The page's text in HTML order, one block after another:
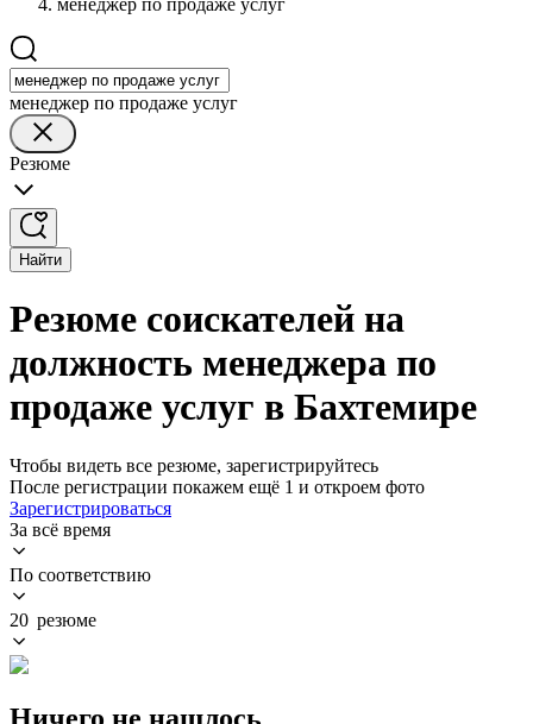
менеджер по продаже услуг
менеджер по продаже услуг
Резюме
Найти
Резюме соискателей на
должность менеджера по
продаже услуг в Бахтемире
Чтобы видеть все резюме, зарегистрируйтесь
После регистрации покажем ещё 1 и откроем фото
Зарегистрироваться
За всё время
По соответствию
20 резюме
Ничего не нашлось